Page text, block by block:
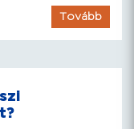
Tovább